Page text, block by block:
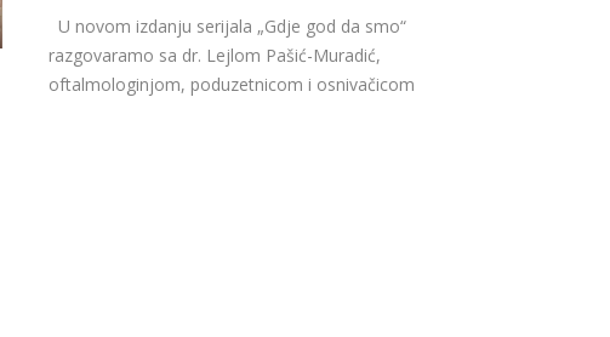
U novom izdanju serijala „Gdje god da smo“
razgovaramo sa dr. Lejlom Pašić-Muradić,
oftalmologinjom, poduzetnicom i osnivačicom